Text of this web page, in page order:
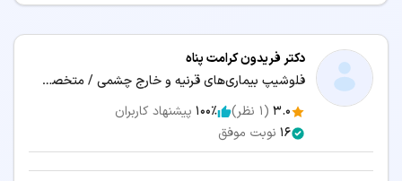
دکتر فریدون کرامت پناه
فلوشیپ بیماری‌های قرنیه و خارج چشمی / متخصص چشم پزشکی
3.0
(
1 نظر) 100٪ پیشنهاد کاربران
16 نوبت موفق